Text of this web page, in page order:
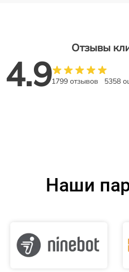
Отзывы
4.91799 отзывов 5358
Наши